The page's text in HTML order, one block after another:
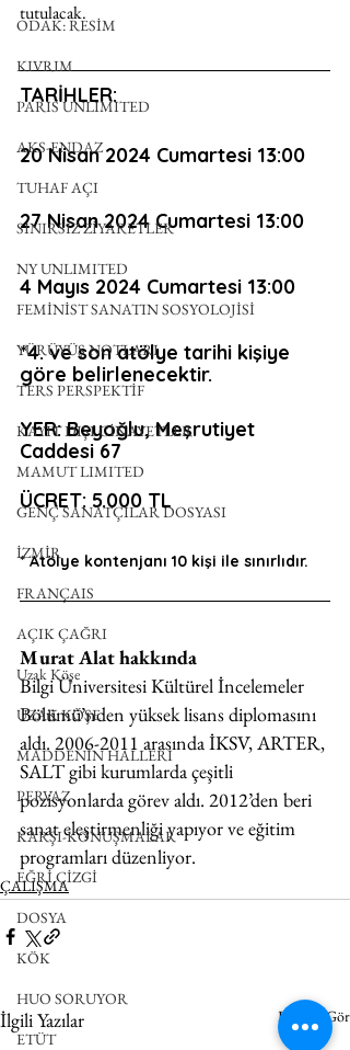
ODAK: RESİM
KIVRIM
PARIS UNLIMITED
AKS-ENDAZ
TUHAF AÇI
SINIRSIZ ZİYARETLER
NY UNLIMITED
FEMİNİST SANATIN SOSYOLOJİSİ
YÜRÜYÜŞ NOTLARI
TERS PERSPEKTİF
KAYIT DIŞI CİNAYETLER
MAMUT LIMITED
GENÇ SANATÇILAR DOSYASI
İZMİR
FRANÇAIS
AÇIK ÇAĞRI
Uzak Köşe
UZAK KÖŞE
MADDENİN HALLERİ
PERVAZ
KARŞI-KONUŞMALAR
EĞRİ ÇİZGİ
DOSYA
KÖK
HUO SORUYOR
ETÜT
tutulacak.
TARİHLER:
20 Nisan 2024 Cumartesi 13:00
27 Nisan 2024 Cumartesi 13:00
4 Mayıs 2024 Cumartesi 13:00
*4. ve son atölye tarihi kişiye
göre belirlenecektir.
YER: Beyoğlu, Meşrutiyet
Caddesi 67
ÜCRET: 5.000 TL
* Atölye kontenjanı 10 kişi ile sınırlıdır.
Murat Alat hakkında
Bilgi Üniversitesi Kültürel İncelemeler
Bölümü’nden yüksek lisans diplomasını
aldı. 2006-2011 arasında İKSV, ARTER,
SALT gibi kurumlarda çeşitli
pozisyonlarda görev aldı. 2012’den beri
sanat eleştirmenliği yapıyor ve eğitim
programları düzenliyor.
ÇALIŞMA
İlgili Yazılar Hepsini Gör